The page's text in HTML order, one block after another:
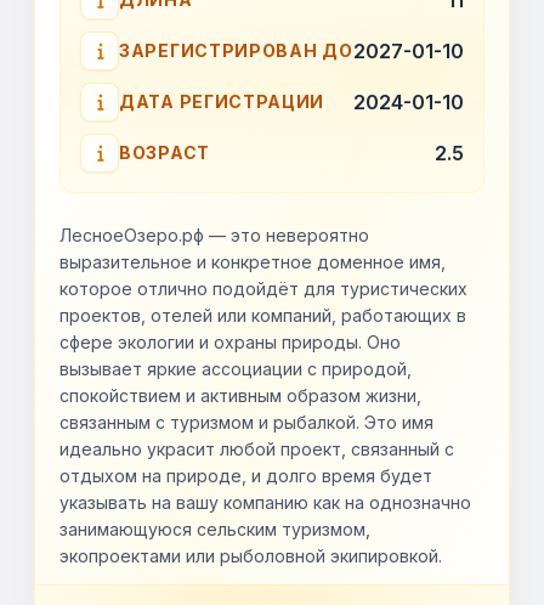
ЗАРЕГИСТРИРОВАН ДО2027-01-10
ДАТА РЕГИСТРАЦИИ 2024-01-10
ВОЗРАСТ 2.5
ЛесноеОзеро.рф — это невероятно
выразительное и конкретное доменное имя,
которое отлично подойдёт для туристических
проектов, отелей или компаний, работающих в
сфере экологии и охраны природы. Оно
вызывает яркие ассоциации с природой,
спокойствием и активным образом жизни,
связанным с туризмом и рыбалкой. Это имя
идеально украсит любой проект, связанный с
отдыхом на природе, и долго время будет
указывать на вашу компанию как на однозначно
занимающуюся сельским туризмом,
экопроектами или рыболовной экипировкой.